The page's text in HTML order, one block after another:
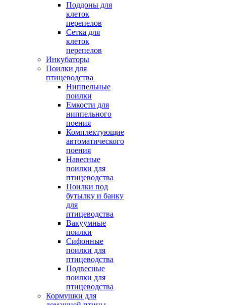
Поддоны для
клеток
перепелов
Сетка для
клеток
перепелов
Инкубаторы
Поилки для
птицеводства
Ниппельные
поилки
Емкости для
ниппельного
поения
Комплектующие
автоматического
поения
Навесные
поилки для
птицеводства
Поилки под
бутылку и банку
для
птицеводства
Вакуумные
поилки
Сифонные
поилки для
птицеводства
Подвесные
поилки для
птицеводства
Кормушки для